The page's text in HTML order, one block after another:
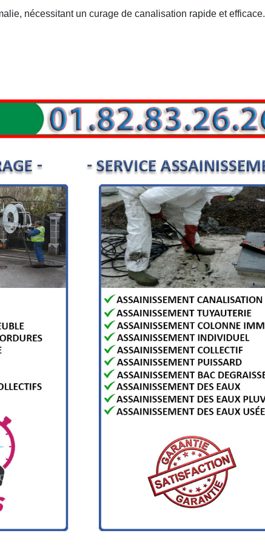
nécessitant un curage de canalisation rapide et efficace.